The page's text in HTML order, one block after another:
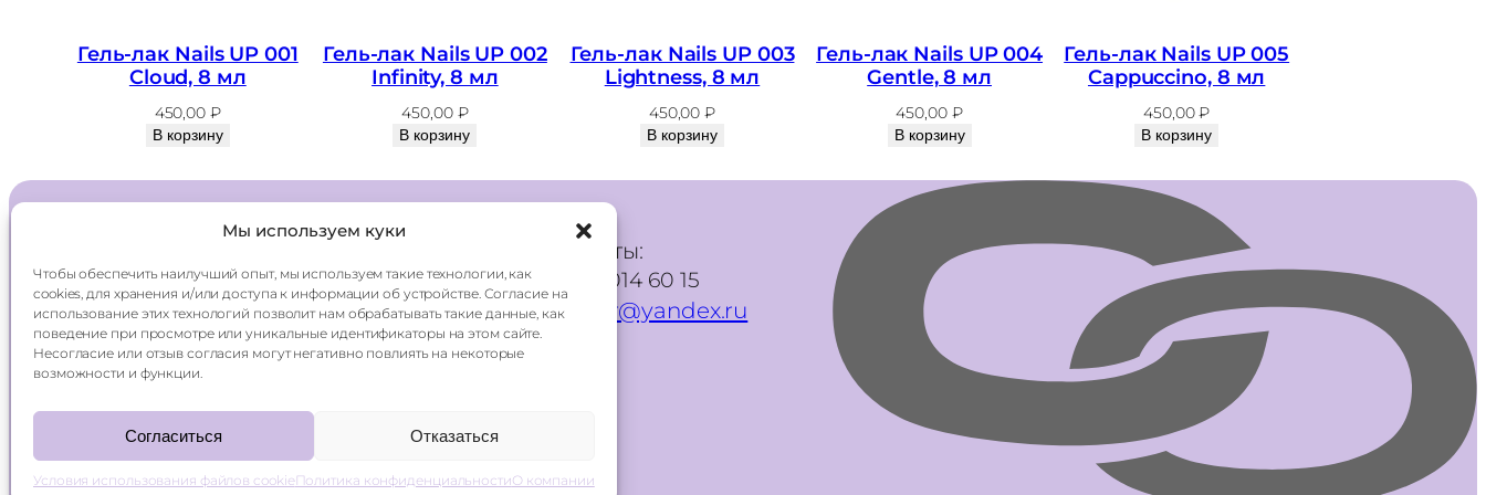
Мы используем куки
Чтобы обеспечить наилучший опыт, мы используем такие технологии, как
cookies, для хранения и/или доступа к информации об устройстве. Согласие на
использование этих технологий позволит нам обрабатывать такие данные, как
поведение при просмотре или уникальные идентификаторы на этом сайте.
Несогласие или отзыв согласия могут негативно повлиять на некоторые
возможности и функции.
Согласиться Отказаться
Условия использования файлов cookieПолитика конфиденциальностиО компании
S
p
i
r
e
Гель-лак Nails UP 001
Cloud, 8 мл
450,00 ₽
В корзину
Гель-лак Nails UP 002
Infinity, 8 мл
450,00 ₽
В корзину
Гель-лак Nails UP 003
Lightness, 8 мл
450,00₽
В корзину
Гель-лак Nails UP 004
Gentle, 8 мл
450,00 ₽
В корзину
Гель-лак Nails UP 005
Cappuccino, 8 мл
450,00₽
В корзину
Каталог
О компании
Оплата
Контакты
Контакты:
+7 985 014 60 15
mani.qr@yandex.ru
smetico ©2026политика конфиденциальности